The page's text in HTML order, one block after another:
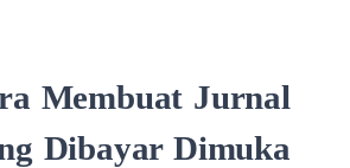
Membuat Jurnal
Dibayar Dimuka